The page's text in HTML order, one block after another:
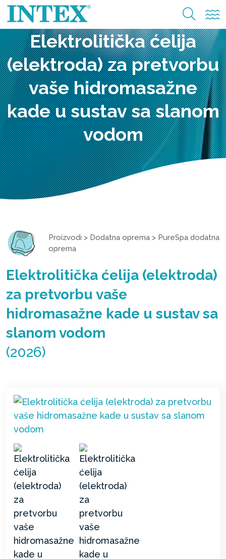
Elektrolitička ćelija
(elektroda) za pretvorbu
vaše hidromasažne
kade u sustav sa slanom
vodom
Proizvodi > Dodatna oprema > PureSpa dodatna
oprema
Elektrolitička ćelija (elektroda)
za pretvorbu vaše
hidromasažne kade u sustav sa
slanom vodom
(2026)